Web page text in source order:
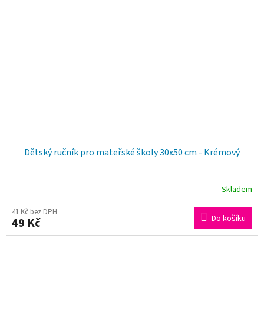
Dětský ručník pro mateřské školy 30x50 cm - Krémový
Skladem
41 Kč bez DPH
49 Kč Do košíku